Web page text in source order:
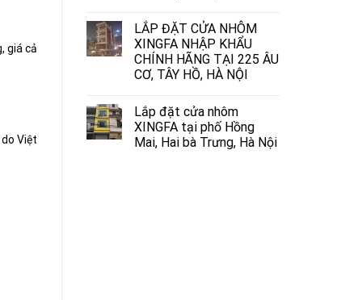
giá cả
Việt
LẮP ĐẶT CỬA NHÔM
XINGFA NHẬP KHẨU
CHÍNH HÃNG TẠI 225 ÂU
CƠ, TÂY HỒ, HÀ NỘI
Lắp đặt cửa nhôm
XINGFA tại phố Hồng
Mai, Hai bà Trưng, Hà Nội